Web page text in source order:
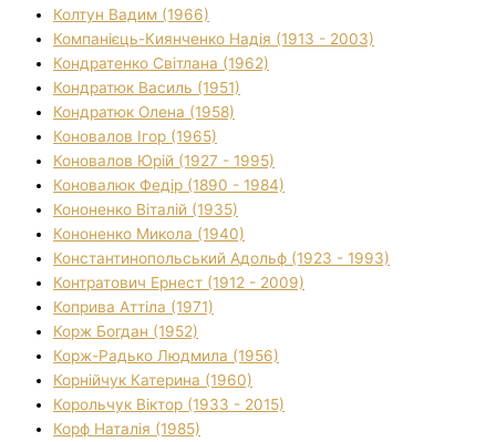
Колтун Вадим (1966)
Компанієць-Киянченко Надія (1913 - 2003)
Кондратенко Світлана (1962)
Кондратюк Василь (1951)
Кондратюк Олена (1958)
Коновалов Ігор (1965)
Коновалов Юрій (1927 - 1995)
Коновалюк Федір (1890 - 1984)
Кононенко Віталій (1935)
Кононенко Микола (1940)
Константинопольський Адольф (1923 - 1993)
Контратович Ернест (1912 - 2009)
Коприва Аттіла (1971)
Корж Богдан (1952)
Корж-Радько Людмила (1956)
Корнійчук Катерина (1960)
Корольчук Віктор (1933 - 2015)
Корф Наталія (1985)